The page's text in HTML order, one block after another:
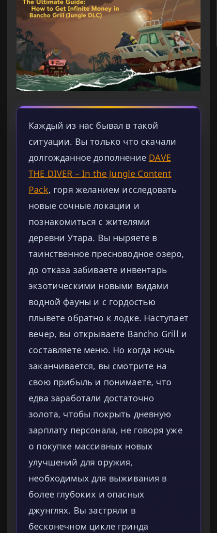
Каждый из нас бывал в такой
ситуации. Вы только что скачали
долгожданное дополнение DAVE
THE DIVER – In the Jungle Content
Pack, горя желанием исследовать
новые сочные локации и
познакомиться с жителями
деревни Утара. Вы ныряете в
таинственное пресноводное озеро,
до отказа забиваете инвентарь
экзотическими новыми видами
водной фауны и с гордостью
плывете обратно к лодке. Наступает
вечер, вы открываете Bancho Grill и
составляете меню. Но когда ночь
заканчивается, вы смотрите на
свою прибыль и понимаете, что
едва заработали достаточно
золота, чтобы покрыть дневную
зарплату персонала, не говоря уже
о покупке массивных новых
улучшений для оружия,
необходимых для выживания в
более глубоких и опасных
джунглях. Вы застряли в
бесконечном цикле гринда